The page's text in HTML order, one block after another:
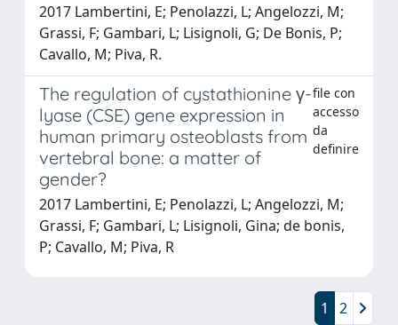
2017 Lambertini, E; Penolazzi, L; Angelozzi, M;
Grassi, F; Gambari, L; Lisignoli, G; De Bonis, P;
Cavallo, M; Piva, R.
The regulation of cystathionine γ-
lyase (CSE) gene expression in
human primary osteoblasts from
vertebral bone: a matter of
gender?
file con
accesso
da
definire
2017 Lambertini, E; Penolazzi, L; Angelozzi, M;
Grassi, F; Gambari, L; Lisignoli, Gina; de bonis,
P; Cavallo, M; Piva, R
1 2